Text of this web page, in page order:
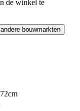
de winkel te
bouwmarkten